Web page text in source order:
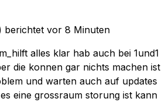
berichtet vor 8 Minuten
alles klar hab auch bei 1und1
die konnen gar nichts machen ist
und warten auch auf updates
eine grossraum storung ist kann